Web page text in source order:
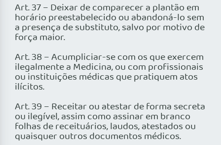
Art. 37 – Deixar de comparecer a plantão em
horário preestabelecido ou abandoná-lo sem
a presença de substituto, salvo por motivo de
força maior.
Art. 38 – Acumpliciar-se com os que exercem
ilegalmente a Medicina, ou com profissionais
ou instituições médicas que pratiquem atos
ilícitos.
Art. 39 – Receitar ou atestar de forma secreta
ou ilegível, assim como assinar em branco
folhas de receituários, laudos, atestados ou
quaisquer outros documentos médicos.